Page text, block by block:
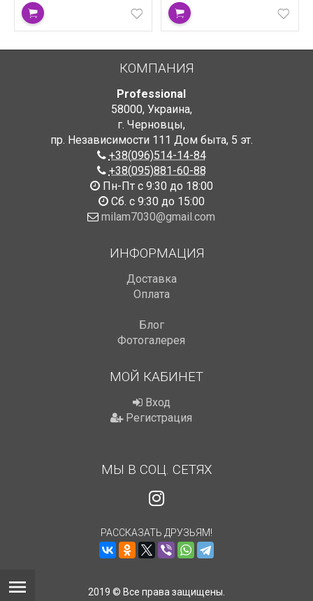
КОМПАНИЯ
Professional
58000, Украина,
г. Черновцы,
пр. Независимости 111 Дом быта, 5 эт.
+38(096)514-14-84
+38(095)881-60-88
Пн-Пт с 9:30 до 18:00
Сб. с 9:30 до 15:00
milam7030@gmail.com
ИНФОРМАЦИЯ
Доставка
Оплата
Блог
Фотогалерея
МОЙ КАБИНЕТ
Вход
Регистрация
МЫ В СОЦ. СЕТЯХ
РАССКАЗАТЬ ДРУЗЬЯМ!
2019 © Все права защищены.